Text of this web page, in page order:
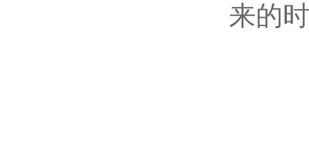
来的